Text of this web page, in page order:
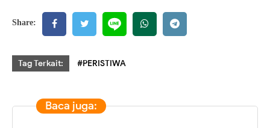
Share:
Tag Terkait: #PERISTIWA
Baca juga: